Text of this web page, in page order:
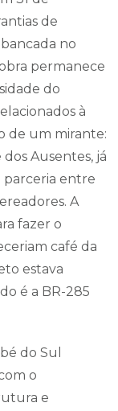
de
no
permanece
do
à
de um mirante:
Ausentes, já
parceria entre
A
fazer o
café da
estava
é a BR-285
do Sul
o
e